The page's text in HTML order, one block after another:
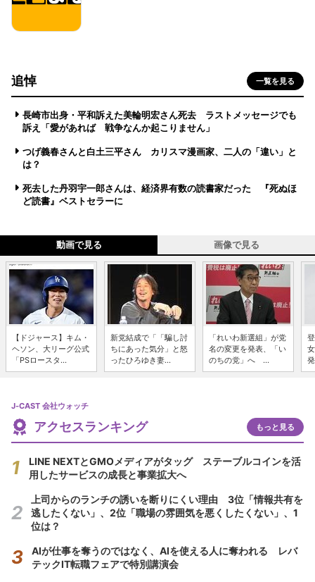
追悼 一覧を見る
長崎市出身・平和訴えた美輪明宏さん死去 ラストメッセージでも
訴え「愛があれば 戦争なんか起こりません」
つげ義春さんと白土三平さん カリスマ漫画家、二人の「違い」と
は？
死去した丹羽宇一郎さんは、経済界有数の読書家だった 『死ぬほ
ど読書』ベストセラーに
動画で見る 画像で見る
【ドジャース】キム・
ヘソン、大リーグ公式
「PSロースタ...
新党結成で「「騙し討
ちにあった気分」と怒
ったひろゆき妻...
「れいわ新選組」が党
名の変更を発表、「い
のちの党」へ ...
J-CAST 会社ウォッチ
アクセスランキング もっと見る
LINE NEXTとGMOメディアがタッグ ステーブルコインを活
用したサービスの成長と事業拡大へ
上司からのランチの誘いを断りにくい理由 3位「情報共有を
逃したくない」、2位「職場の雰囲気を悪くしたくない」、1
位は？
AIが仕事を奪うのではなく、AIを使える人に奪われる レバ
テックIT転職フェアで特別講演会